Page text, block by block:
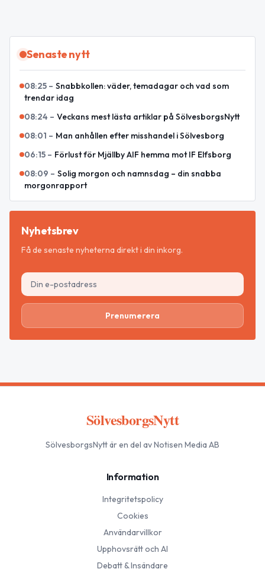
Senaste nytt
08:25 – Snabbkollen: väder, temadagar och vad som
trendar idag
08:24 – Veckans mest lästa artiklar på SölvesborgsNytt
08:01 – Man anhållen efter misshandel i Sölvesborg
06:15 – Förlust för Mjällby AIF hemma mot IF Elfsborg
08:09 – Solig morgon och namnsdag – din snabba
morgonrapport
Nyhetsbrev
Få de senaste nyheterna direkt i din inkorg.
Prenumerera
SölvesborgsNytt
SölvesborgsNyttär en del av Notisen Media AB
Information
Integritetspolicy
Cookies
Användarvillkor
Upphovsrätt och AI
Debatt & Insändare